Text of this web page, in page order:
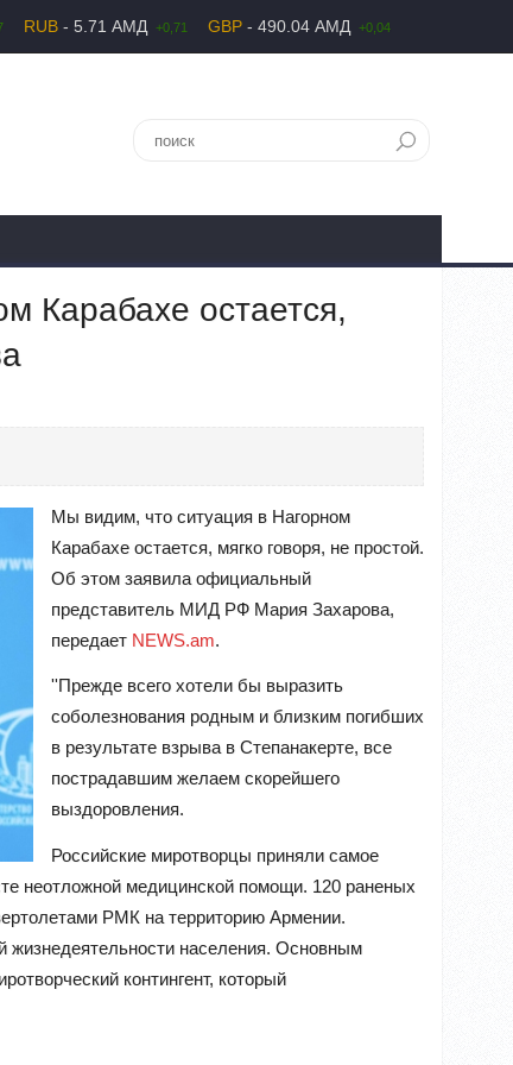
RUB - 5.71 АМД +0,71 GBP - 490.04 АМД +0,04
Карабахе остается,
Мы видим, что ситуация в Нагорном
Карабахе остается, мягко говоря, не простой.
Об этом заявила официальный
представитель МИД РФ Мария Захарова,
передает NEWS.am.
''Прежде всего хотели бы выразить
соболезнования родным и близким погибших
в результате взрыва в Степанакерте, все
пострадавшим желаем скорейшего
выздоровления.
Российские миротворцы приняли самое
неотложной медицинской помощи. 120 раненых
РМК на территорию Армении.
жизнедеятельности населения. Основным
контингент, который